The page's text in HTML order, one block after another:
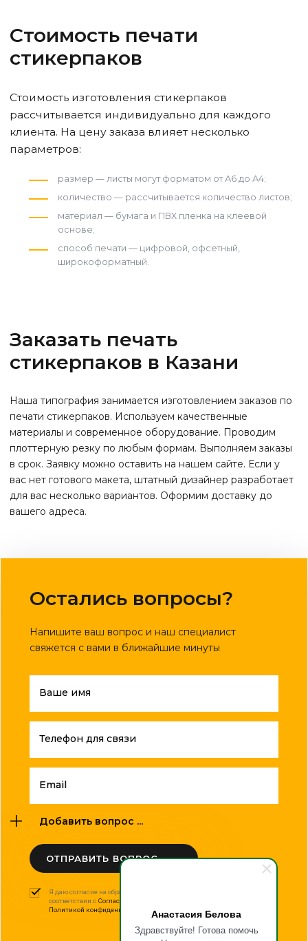
Анастасия Белова
Здравствуйте! Готова помочь
Стоимость печати
стикерпаков
Стоимость изготовления стикерпаков
рассчитывается индивидуально для каждого
клиента. На цену заказа влияет несколько
параметров:
размер — листы могут форматом от А6 до А4;
количество — рассчитывается количество листов;
материал — бумага и ПВХ пленка на клеевой
основе;
способ печати — цифровой, офсетный,
широкоформатный.
Заказать печать
стикерпаков в Казани
Наша типография занимается изготовлением заказов по
печати стикерпаков. Используем качественные
материалы и современное оборудование. Проводим
плоттерную резку по любым формам. Выполняем заказы
в срок. Заявку можно оставить на нашем сайте. Если у
вас нет готового макета, штатный дизайнер разработает
для вас несколько вариантов. Оформим доставку до
вашего адреса.
Остались вопросы?
Напишите ваш вопрос и наш специалист
свяжется с вами в ближайшие минуты
Ваше имя
Телефон для связи
Email
Добавить вопрос ...
ОТПРАВИТЬ ВОПРОС
Я даю согласие на обработку моих персональных данных в
соответствии с Согласием на обработку персональных данных
Политикой конфиденциальности